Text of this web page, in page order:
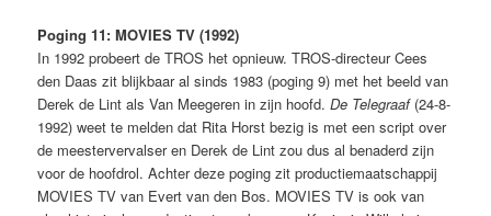
Poging 11: MOVIES TV (1992)
In 1992 probeert de TROS het opnieuw. TROS-directeur Cees
den Daas zit blijkbaar al sinds 1983 (poging 9) met het beeld van
Derek de Lint als Van Meegeren in zijn hoofd.De Telegraaf(24-8-
1992) weet te melden dat Rita Horst bezig is met een script over
de meestervervalser en Derek de Lint zou dus al benaderd zijn
voor de hoofdrol. Achter deze poging zit productiemaatschappij
MOVIES TV van Evert van den Bos. MOVIES TV is ook van